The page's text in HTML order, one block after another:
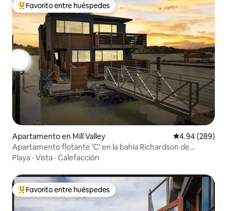
Favorito entre huéspedes preferido
Favorito entre huéspedes
Apartamento en Mill Valley Calificación
4.94 (289)
Apartamento flotante 'C' en la bahía Richardson de
Sausalito
Playa · Vista · Calefacción
Favorito entre huéspedes preferido
Favorito entre huéspedes